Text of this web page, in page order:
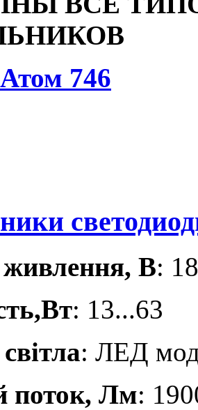
746
В:
: 13...63
: ЛЕД
поток, Лм: